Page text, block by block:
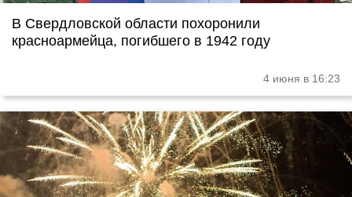
В Свердловской области похоронили
красноармейца, погибшего в 1942 году
4 июня в 16:23